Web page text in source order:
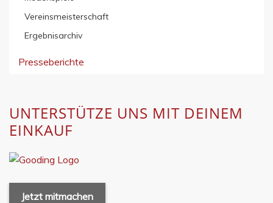
Vereinsmeisterschaft
Ergebnisarchiv
Presseberichte
UNTERSTÜTZE UNS MIT DEINEM
EINKAUF
Jetzt mitmachen